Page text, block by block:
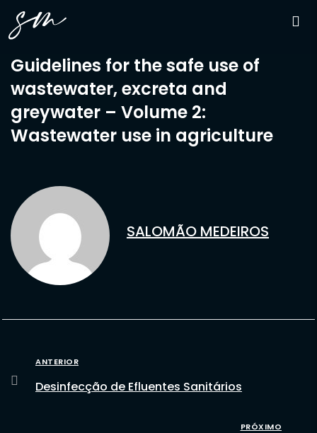
Guidelines for the safe use of
wastewater, excreta and
greywater – Volume 2:
Wastewater use in agriculture
SALOMÃO MEDEIROS
ANTERIOR
Desinfecção de Efluentes Sanitários
PRÓXIMO